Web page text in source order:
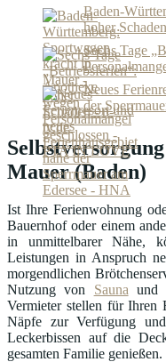
Baden-
hoher
Sechs Tage
Neues
der
Mauer (Baden)
Ist Ihre Ferienwohnung
Bauernhof oder einem
in unmittelbarer Nähe,
Leistungen in Anspruch
morgendlichen
Nutzung von Sauna und
Vermieter stellen für Ihren
Näpfe zur Verfügung
Leckerbissen auf die
gesamten Familie